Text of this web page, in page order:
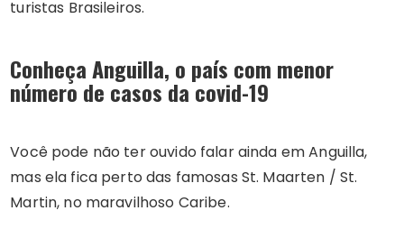
turistas Brasileiros.
Conheça Anguilla, o país com menor
número de casos da covid-19
Você pode não ter ouvido falar ainda em Anguilla,
mas ela fica perto das famosas St. Maarten / St.
Martin, no maravilhoso Caribe.